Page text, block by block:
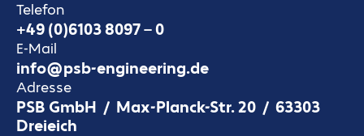
Telefon
+49 (0)6103 8097 – 0
E-Mail
info@psb-engineering.de
Adresse
PSB GmbH / Max-Planck-Str. 20 / 63303
Dreieich